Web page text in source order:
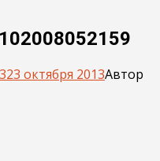
23 октября 2013Автор